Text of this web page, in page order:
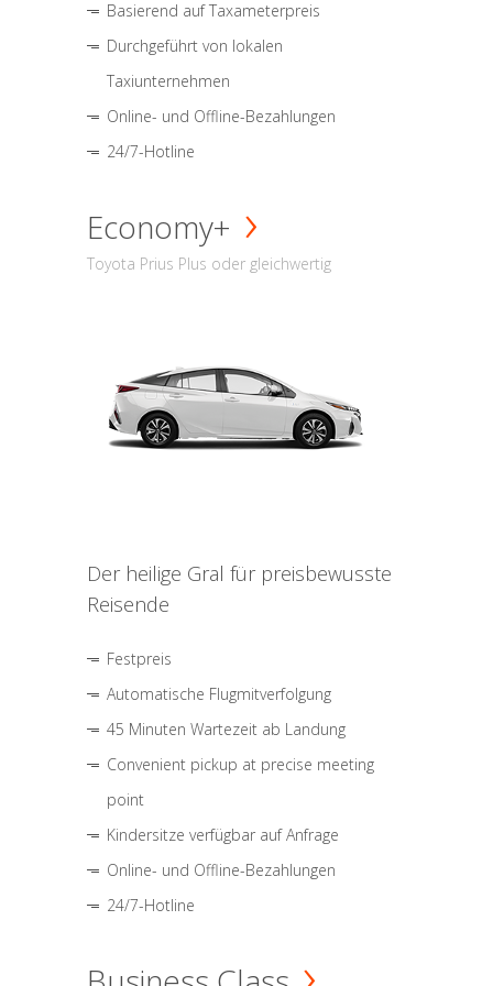
Basierend auf Taxameterpreis
Durchgeführt von lokalen
Taxiunternehmen
Online- und Offline-Bezahlungen
24/7-Hotline
Economy+
Toyota Prius Plus oder gleichwertig
Der heilige Gral für preisbewusste
Reisende
Festpreis
Automatische Flugmitverfolgung
45 Minuten Wartezeit ab Landung
Convenient pickup at precise meeting
point
Kindersitze verfügbar auf Anfrage
Online- und Offline-Bezahlungen
24/7-Hotline